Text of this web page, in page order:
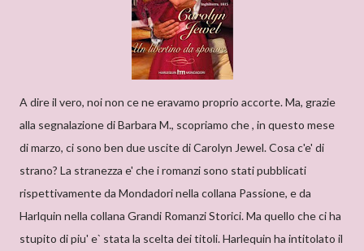
A dire il vero, noi non ce ne eravamo proprio accorte. Ma, grazie
alla segnalazione di Barbara M., scopriamo che , in questo mese
di marzo, ci sono ben due uscite di Carolyn Jewel. Cosa c'e' di
strano? La stranezza e' che i romanzi sono stati pubblicati
rispettivamente da Mondadori nella collana Passione, e da
Harlquin nella collana Grandi Romanzi Storici. Ma quello che ci ha
stupito di piu' e` stata la scelta dei titoli. Harlequin ha intitolato il